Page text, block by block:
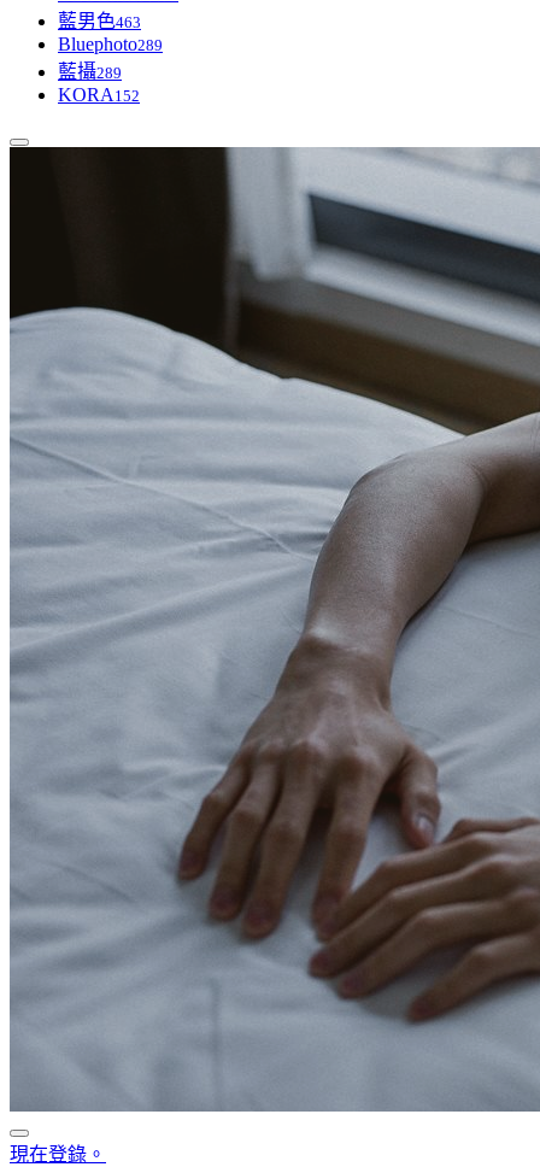
藍男色463
Bluephoto289
藍攝289
KORA 152
現在登錄。